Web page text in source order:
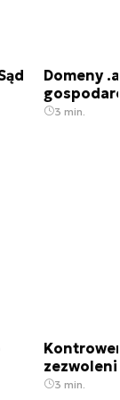
Domeny
3 min.
3 min.